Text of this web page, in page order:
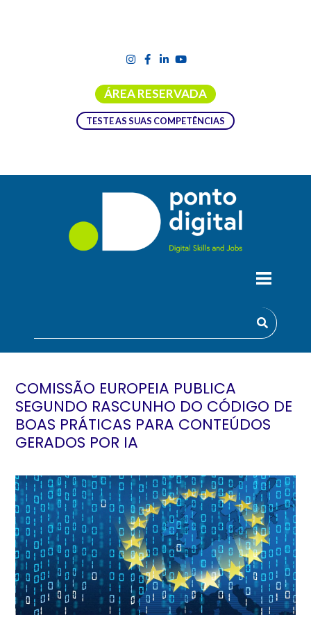
ÁREA RESERVADA
TESTE AS SUAS COMPETÊNCIAS
COMISSÃO EUROPEIA PUBLICA
SEGUNDO RASCUNHO DO CÓDIGO DE
BOAS PRÁTICAS PARA CONTEÚDOS
GERADOS POR IA